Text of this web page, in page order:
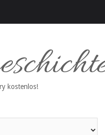
kostenlos!